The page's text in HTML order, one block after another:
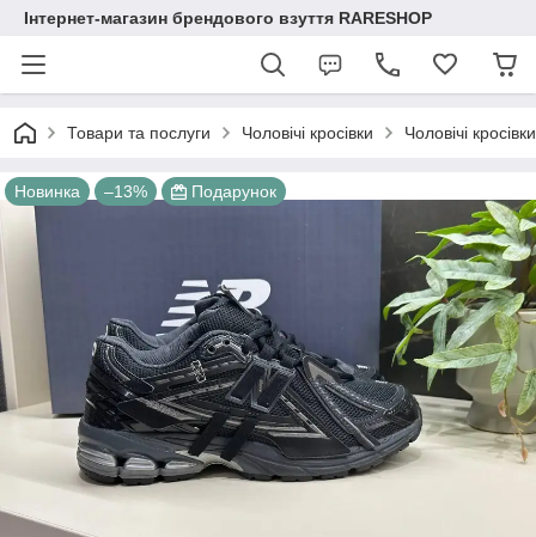
Інтернет-магазин брендового взуття RARESHOP
Товари та послуги Чоловічі кросівки Чоловічі
Новинка –13% Подарунок